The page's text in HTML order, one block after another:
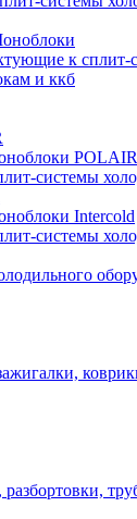
к сплит-
и ккб
POLAIR
системы
Intercold
системы
разбортовки,